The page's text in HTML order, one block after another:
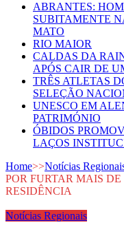
ABRANTES:
SUBITAMENTE
MATO
RIO MAIOR
CALDAS DA
APÓS CAIR DE
TRÊS ATLETAS
SELEÇÃO
UNESCO EM
PATRIMÓNIO
ÓBIDOS
LAÇOS
Home>>Notícias
POR FURTAR MAIS
RESIDÊNCIA
Notícias Regionais